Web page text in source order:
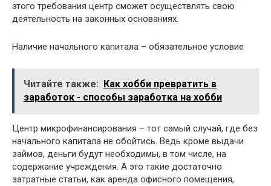
этого требования центр сможет осуществлять свою
деятельность на законных основаниях.
Наличие начального капитала – обязательное условие
Читайте также: Как хобби превратить в
заработок - способы заработка на хобби
Центр микрофинансирования – тот самый случай, где без
начального капитала не обойтись. Ведь кроме выдачи
займов, деньги будут необходимы, в том числе, на
содержание учреждения. А это такие достаточно
затратные статьи, как аренда офисного помещения,